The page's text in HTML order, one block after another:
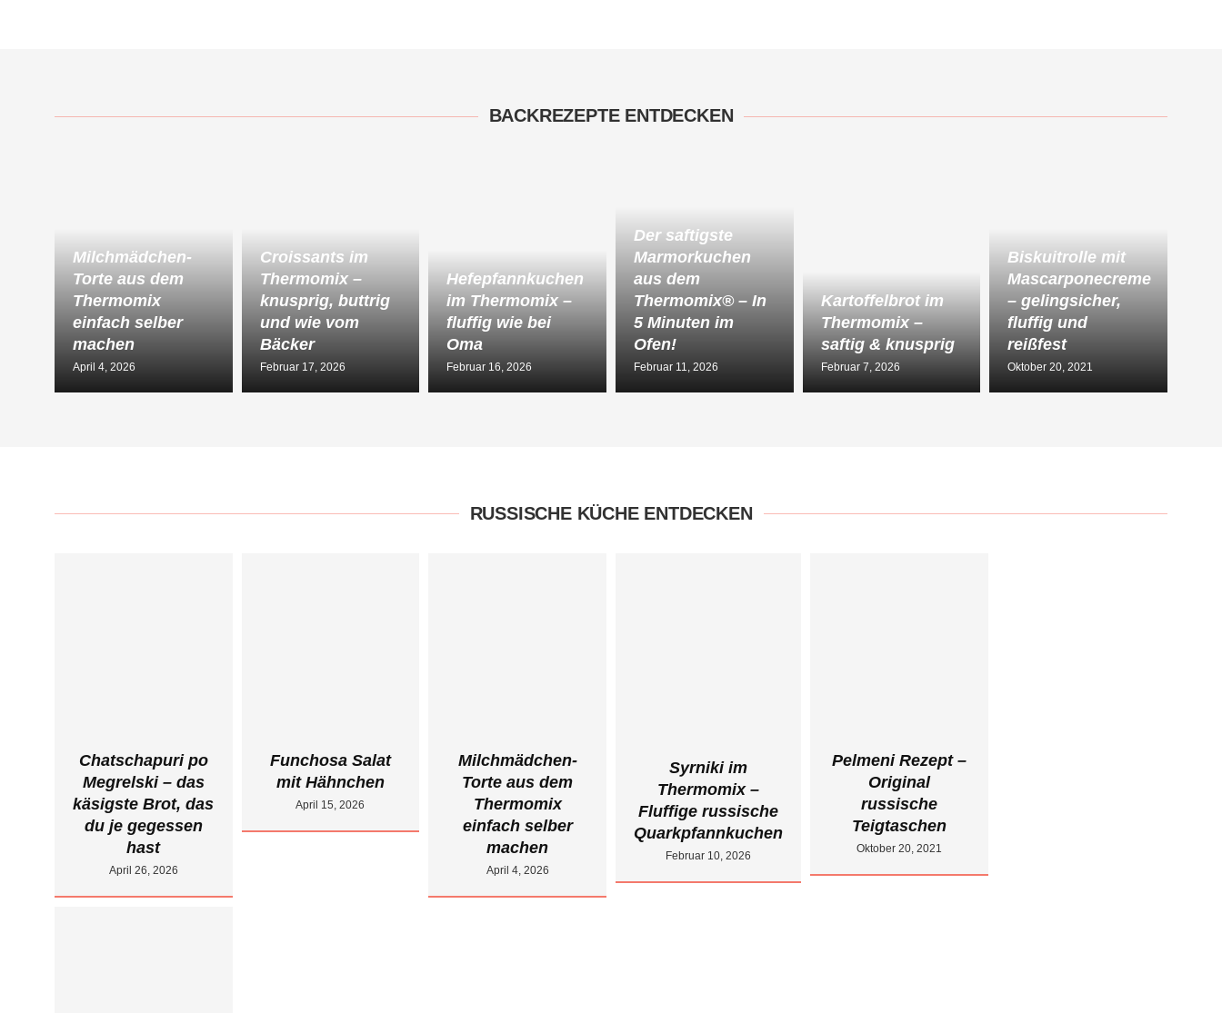
BACKREZEPTE ENTDECKEN
Milchmädchen-
Torte aus dem
Thermomix
einfach selber
machen
April 4, 2026
Croissants im
Thermomix –
knusprig, buttrig
und wie vom
Bäcker
Februar 17, 2026
Hefepfannkuchen
im Thermomix –
fluffig wie bei
Oma
Februar 16, 2026
Der saftigste
Marmorkuchen
aus dem
Thermomix® – In
5 Minuten im
Ofen!
Februar 11, 2026
Kartoffelbrot im
Thermomix –
saftig & knusprig
Februar 7, 2026
Biskuitrolle mit
Mascarponecreme
– gelingsicher,
fluffig und
reißfest
Oktober 20, 2021
RUSSISCHE KÜCHE ENTDECKEN
Chatschapuri po
Megrelski – das
käsigste Brot, das
du je gegessen
hast
April 26, 2026
Funchosa Salat
mit Hähnchen
April 15, 2026
Milchmädchen-
Torte aus dem
Thermomix
einfach selber
machen
April 4, 2026
Syrniki im
Thermomix –
Fluffige russische
Quarkpfannkuchen
Februar 10, 2026
Pelmeni Rezept –
Original
russische
Teigtaschen
Oktober 20, 2021